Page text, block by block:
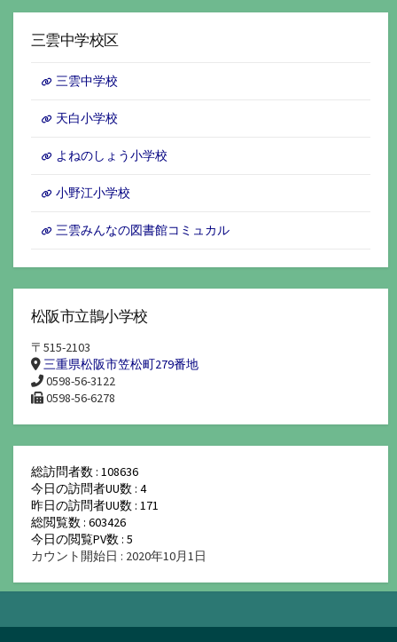
イ
三雲中学校区
三雲中学校
天白小学校
よねのしょう小学校
小野江小学校
三雲みんなの図書館コミュカル
松阪市立鵲小学校
〒515-2103
三重県松阪市笠松町279番地
0598-56-3122
0598-56-6278
総訪問者数 : 108636
今日の訪問者UU数 : 4
昨日の訪問者UU数 : 171
総閲覧数 : 603426
今日の閲覧PV数 : 5
カウント開始日 : 2020年10月1日